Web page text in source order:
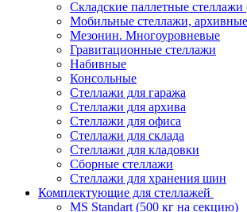
Складские паллетные
Мобильные стеллажи,
Мезонин. Многоуровневые
Гравитационные стеллажи
Набивные
Консольные
Стеллажи для гаража
Стеллажи для архива
Стеллажи для офиса
Стеллажи для склада
Стеллажи для кладовки
Сборные стеллажи
Стеллажи для хранения шин
Комплектующие для стеллажей
MS Standart (500 кг на секцию)